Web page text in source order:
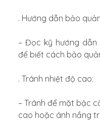
. Hướng dẫn bảo
– Đọc kỹ hướng
để biết cách bảo
. Tránh nhiệt độ cao:
– Tránh để mặt bậc
cao hoặc ánh nắng